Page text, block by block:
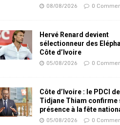
08/08/2026 0
Hervé Renard devient
sélectionneur des
Côte d’Ivoire
05/08/2026 0
Côte d’Ivoire : le PDCI de
Tidjane Thiam confirme
présence à la fête
05/08/2026 0